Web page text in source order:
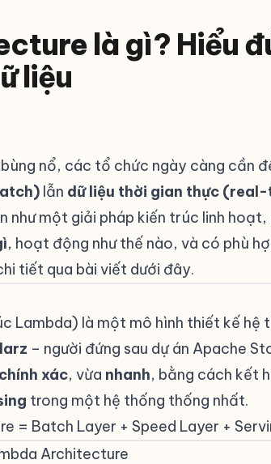
là gì? Hiểu
liệu
nổ, các tổ chức ngày càng cần
lẫn dữ liệu thời gian thực
như một giải pháp kiến trúc linh hoạt,
, hoạt động như thế nào, và có phù
tiết qua bài viết dưới đây.
Lambda) là một mô hình thiết kế hệ
– người đứng sau dự án Apache
chính xác, vừa nhanh, bằng cách kết
trong một hệ thống thống nhất.
= Batch Layer + Speed Layer +
Architecture